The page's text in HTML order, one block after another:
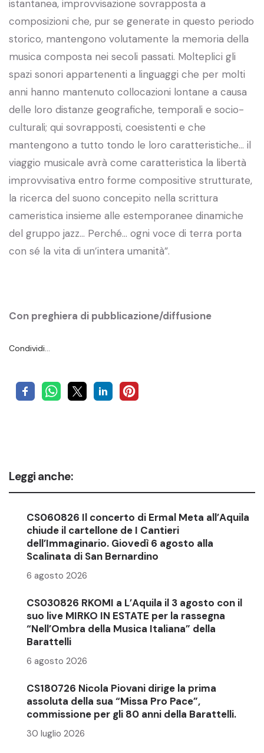
istantanea, improvvisazione sovrapposta a
composizioni che, pur se generate in questo periodo
storico, mantengono volutamente la memoria della
musica composta nei secoli passati. Molteplici gli
spazi sonori appartenenti a linguaggi che per molti
anni hanno mantenuto collocazioni lontane a causa
delle loro distanze geografiche, temporali e socio-
culturali; qui sovrapposti, coesistenti e che
mantengono a tutto tondo le loro caratteristiche… il
viaggio musicale avrà come caratteristica la libertà
improvvisativa entro forme compositive strutturate,
la ricerca del suono concepito nella scrittura
cameristica insieme alle estemporanee dinamiche
del gruppo jazz… Perché… ogni voce di terra porta
con sé la vita di un’intera umanità”.
Con preghiera di pubblicazione/diffusione
Condividi…
Leggi anche:
CS060826 Il concerto di Ermal Meta all’Aquila
chiude il cartellone de I Cantieri
dell’Immaginario. Giovedì 6 agosto alla
Scalinata di San Bernardino
6 agosto 2026
CS030826 RKOMI a L’Aquila il 3 agosto con il
suo live MIRKO IN ESTATE per la rassegna
“Nell’Ombra della Musica Italiana” della
Barattelli
6 agosto 2026
CS180726 Nicola Piovani dirige la prima
assoluta della sua “Missa Pro Pace”,
commissione per gli 80 anni della Barattelli.
30 luglio 2026